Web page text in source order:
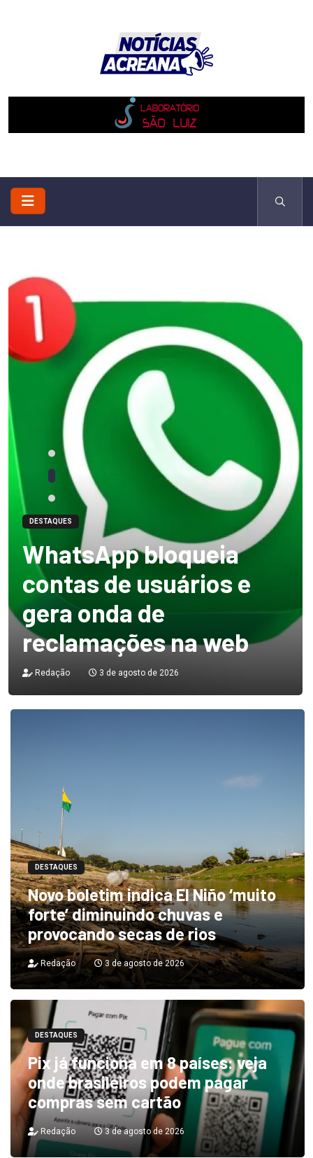
DESTAQUES
WhatsApp bloqueia
contas de usuários e
gera onda de
reclamações na web
Redação 3 de agosto de 2026
DESTAQUES
Novo boletim indica El Niño ‘muito
forte’ diminuindo chuvas e
provocando secas de rios
Redação 3 de agosto de 2026
DESTAQUES
Pix já funciona em 8 países: veja
onde brasileiros podem pagar
compras sem cartão
Redação 3 de agosto de 2026